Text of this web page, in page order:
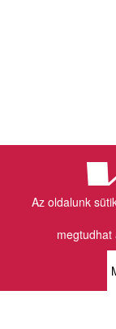
Az oldalunk
megtudhat